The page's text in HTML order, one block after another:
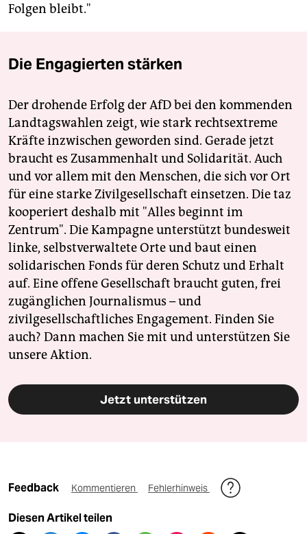
Folgen bleibt."
Die Engagierten stärken
Der drohende Erfolg der AfD bei den kommenden
Landtagswahlen zeigt, wie stark rechtsextreme
Kräfte inzwischen geworden sind. Gerade jetzt
braucht es Zusammenhalt und Solidarität. Auch
und vor allem mit den Menschen, die sich vor Ort
für eine starke Zivilgesellschaft einsetzen. Die taz
kooperiert deshalb mit "Alles beginnt im
Zentrum". Die Kampagne unterstützt bundesweit
linke, selbstverwaltete Orte und baut einen
solidarischen Fonds für deren Schutz und Erhalt
auf. Eine offene Gesellschaft braucht guten, frei
zugänglichen Journalismus – und
zivilgesellschaftliches Engagement. Finden Sie
auch? Dann machen Sie mit und unterstützen Sie
unsere Aktion.
Jetzt unterstützen
Feedback Kommentieren Fehlerhinweis
Diesen Artikel teilen